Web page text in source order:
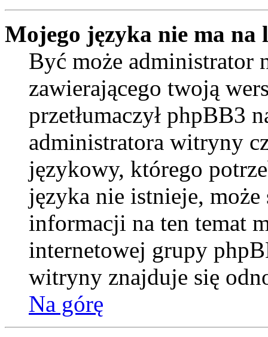
Mojego języka nie ma na
Być może administrator
zawierającego twoją
przetłumaczył phpBB3
administratora witryny
językowy, którego
języka nie istnieje,
informacji na ten temat
internetowej grupy
witryny znajduje się
Na górę